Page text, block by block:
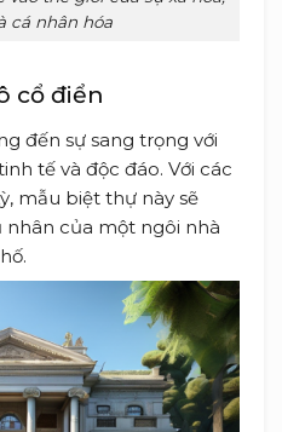
cá nhân hóa
cổ điển
đến sự sang trọng với
tế và độc đáo. Với các
mẫu biệt thự này sẽ
của một ngôi nhà